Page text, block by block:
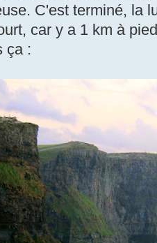
C'est terminé, la
car y a 1 km à
ça :